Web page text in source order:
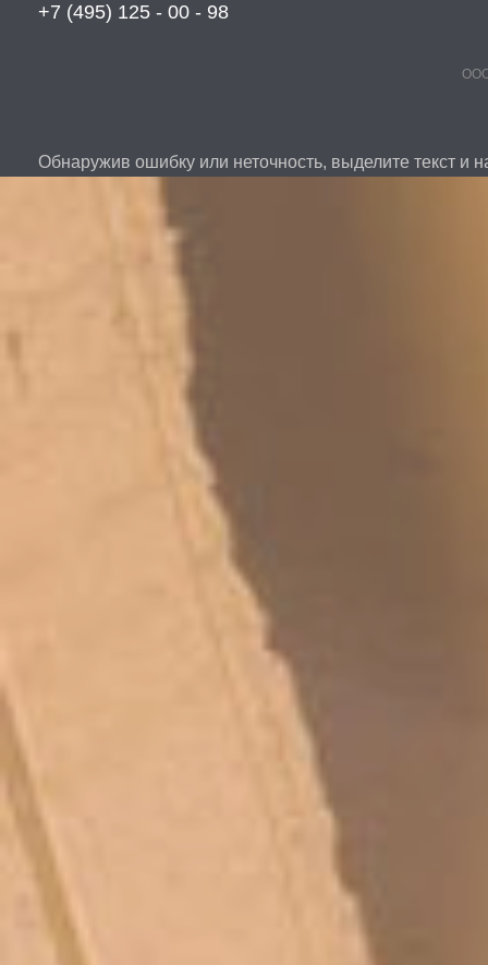
+7 (495) 125 - 00 - 98
ООО
Обнаружив ошибку или неточность, выделите текст и